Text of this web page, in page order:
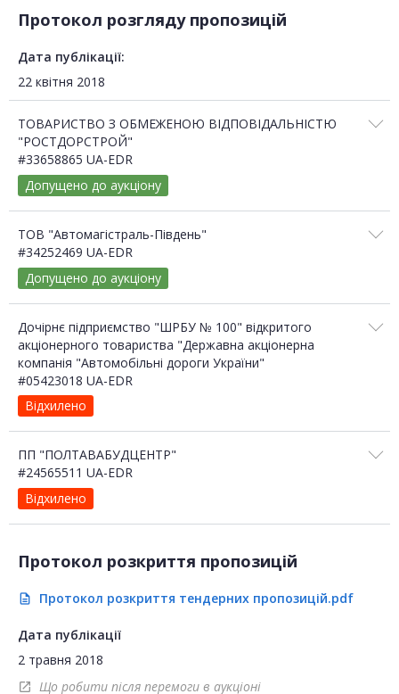
Протокол розгляду пропозицій
Дата публікації:
22 квітня 2018
ТОВАРИСТВО З ОБМЕЖЕНОЮ ВІДПОВІДАЛЬНІСТЮ
"РОСТДОРСТРОЙ"
#33658865 UA-EDR
Допущено до аукціону
ТОВ "Автомагістраль-Південь"
#34252469 UA-EDR
Допущено до аукціону
Дочірнє підприємство "ШРБУ № 100" відкритого
акціонерного товариства "Державна акціонерна
компанія "Автомобільні дороги України"
#05423018 UA-EDR
Відхилено
ПП "ПОЛТАВАБУДЦЕНТР"
#24565511 UA-EDR
Відхилено
Протокол розкриття пропозицій
description Протокол розкриття тендерних пропозицій.pdf
Дата публікації
2 травня 2018
open_in_new Що робити після перемоги в аукціоні